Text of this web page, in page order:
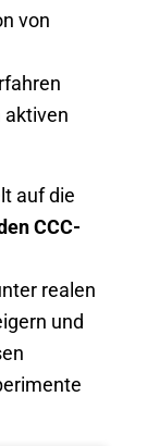
von
aktiven
auf die
CCC-
realen
und